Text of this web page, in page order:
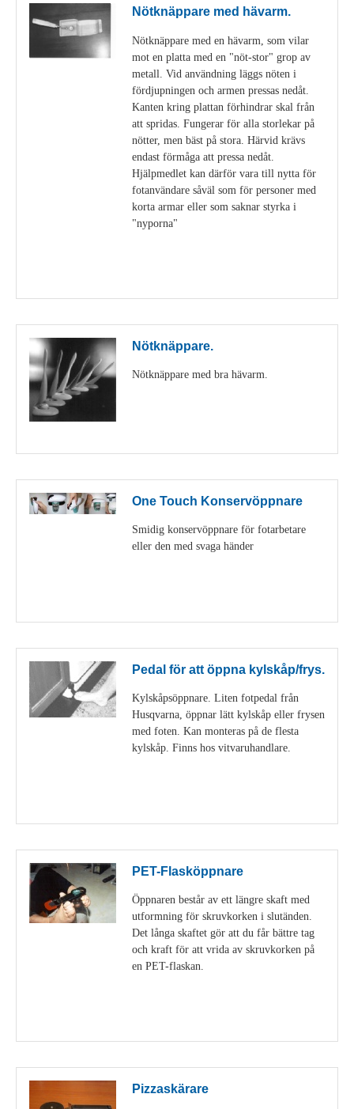
Nötknäppare med hävarm.
Nötknäppare med en hävarm, som vilar
mot en platta med en "nöt-stor" grop av
metall. Vid användning läggs nöten i
fördjupningen och armen pressas nedåt.
Kanten kring plattan förhindrar skal från
att spridas. Fungerar för alla storlekar på
nötter, men bäst på stora. Härvid krävs
endast förmåga att pressa nedåt.
Hjälpmedlet kan därför vara till nytta för
fotanvändare såväl som för personer med
korta armar eller som saknar styrka i
"nyporna"
Nötknäppare.
Nötknäppare med bra hävarm.
One Touch Konservöppnare
Smidig konservöppnare för fotarbetare
eller den med svaga händer
Pedal för att öppna kylskåp/frys.
Kylskåpsöppnare. Liten fotpedal från
Husqvarna, öppnar lätt kylskåp eller frysen
med foten. Kan monteras på de flesta
kylskåp. Finns hos vitvaruhandlare.
PET-Flasköppnare
Öppnaren består av ett längre skaft med
utformning för skruvkorken i slutänden.
Det långa skaftet gör att du får bättre tag
och kraft för att vrida av skruvkorken på
en PET-flaskan.
Pizzaskärare